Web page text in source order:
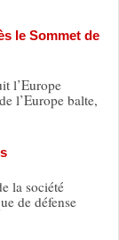
le Sommet de
l’Europe
l’Europe balte,
la société
de défense